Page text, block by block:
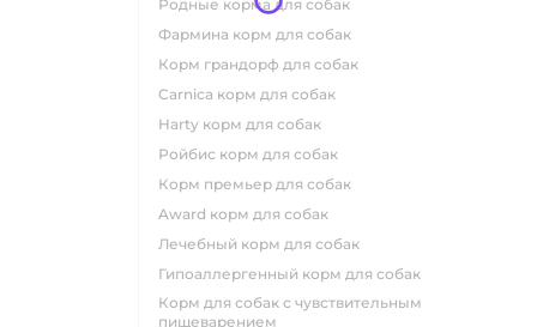
родные корма для собак
фармина корм для собак
корм грандорф для собак
carnica корм для собак
harty корм для собак
ройбис корм для собак
корм премьер для собак
award корм для собак
лечебный корм для собак
гипоаллергенный корм для собак
корм для собак с чувствительным
пищеварением